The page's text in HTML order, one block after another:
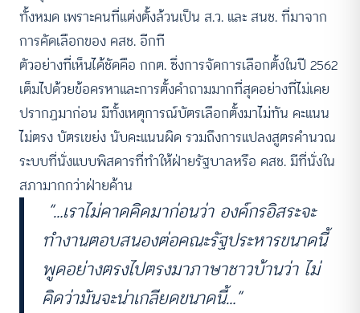
ทั้งหมด เพราะคนที่แต่งตั้งล้วนเป็น ส.ว. และ สนช. ที่มาจาก
การคัดเลือกของ คสช. อีกที
ตัวอย่างที่เห็นได้ชัดคือ กกต. ซึ่งการจัดการเลือกตั้งในปี 2562
เต็มไปด้วยข้อครหาและการตั้งคำถามมากที่สุดอย่างที่ไม่เคย
ปรากฏมาก่อน มีทั้งเหตุการณ์บัตรเลือกตั้งมาไม่ทัน คะแนน
ไม่ตรง บัตรเขย่ง นับคะแนนผิด รวมถึงการแปลงสูตรคำนวณ
ระบบที่นั่งแบบพิสดารที่ทำให้ฝ่ายรัฐบาลหรือ คสช. มีที่นั่งใน
สภามากกว่าฝ่ายค้าน
“…เราไม่คาดคิดมาก่อนว่า องค์กรอิสระจะ
ทำงานตอบสนองต่อคณะรัฐประหารขนาดนี้
พูดอย่างตรงไปตรงมาภาษาชาวบ้านว่า ไม่
คิดว่ามันจะน่าเกลียดขนาดนี้…”